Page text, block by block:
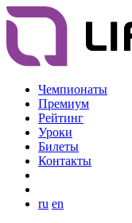
Чемпионаты
Премиум
Рейтинг
Уроки
Билеты
Контакты
ru en